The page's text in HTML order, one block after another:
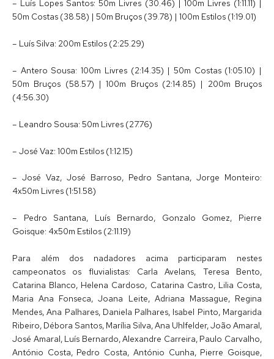
– Luís Lopes Santos: 50m Livres (30.46) | 100m Livres (1:11.11) |
50m Costas (38.58) | 50m Bruços (39.78) | 100m Estilos (1:19.01)
– Luís Silva: 200m Estilos (2:25.29)
– Antero Sousa: 100m Livres (2:14.35) | 50m Costas (1:05.10) |
50m Bruços (58.57) | 100m Bruços (2:14.85) | 200m Bruços
(4:56.30)
– Leandro Sousa: 50m Livres (27.76)
– José Vaz: 100m Estilos (1:12.15)
– José Vaz, José Barroso, Pedro Santana, Jorge Monteiro:
4x50m Livres (1:51.58)
– Pedro Santana, Luís Bernardo, Gonzalo Gomez, Pierre
Goisque: 4x50m Estilos (2:11.19)
Para além dos nadadores acima participaram nestes
campeonatos os fluvialistas: Carla Avelans, Teresa Bento,
Catarina Blanco, Helena Cardoso, Catarina Castro, Lilia Costa,
Maria Ana Fonseca, Joana Leite, Adriana Massague, Regina
Mendes, Ana Palhares, Daniela Palhares, Isabel Pinto, Margarida
Ribeiro, Débora Santos, Marília Silva, Ana Uhlfelder, João Amaral,
José Amaral, Luís Bernardo, Alexandre Carreira, Paulo Carvalho,
António Costa, Pedro Costa, António Cunha, Pierre Goisque,